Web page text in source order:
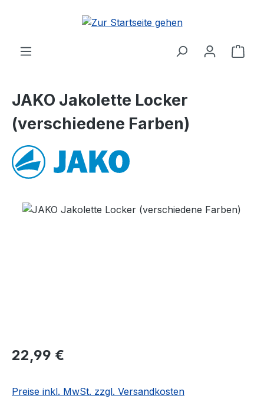
Zum Hauptinhalt springen
JAKO Jakolette Locker
(verschiedene Farben)
Bildergalerie überspringen
Regulärer Preis:
22,99 €
Preise inkl. MwSt. zzgl. Versandkosten